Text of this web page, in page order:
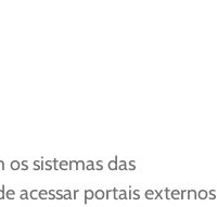
sistemas das
acessar portais externos